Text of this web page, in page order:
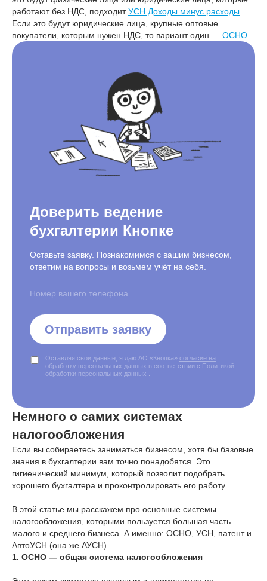
работают без НДС, подходитУСН Доходы минус расходы
Если это будут юридические лица, крупные оптовые
покупатели, которым нужен НДС, то вариант один — ОСНО
Доверить ведение
бухгалтерии Кнопке
Оставьте заявку. Познакомимся с вашим бизнесом,
ответим на вопросы и возьмем учёт на себя.
Отправить заявку
Оставляя свои данные, я даю АО «Кнопка» согласие на
обработку персональных данных в соответствии с Политикой
обработки персональных данных
Немного о самих системах
налогообложения
Если вы собираетесь заниматься бизнесом, хотя бы базовые
знания в бухгалтерии вам точно понадобятся. Это
гигиенический минимум, который позволит подобрать
хорошего бухгалтера и проконтролировать его работу.
В этой статье мы расскажем про основные системы
налогообложения, которыми пользуется большая часть
малого и среднего бизнеса. А именно: ОСНО, УСН, патент и
АвтоУСН (она же АУСН).
1. ОСНО — общая система налогообложения